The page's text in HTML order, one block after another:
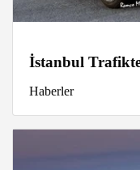
İstanbul
Haberler